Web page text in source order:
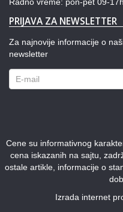
PRIJAVA ZA NEWSLETTER
Za najnovije informacije o
newsletter
Cene su informativnog
cena iskazanih na sajtu,
ostale artikle, informacije o
Izrada internet